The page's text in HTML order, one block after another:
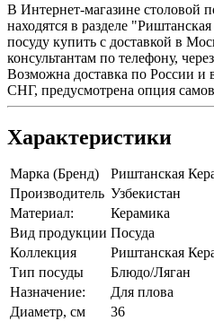
В Интернет-магазине столовой
находятся в разделе
посуду купить с доставкой в
консультантам по телефону,
Возможна доставка по России и
СНГ, предусмотрена опция
Характеристики
Марка (Бренд)
Риштанская
Производитель Узбекистан
Материал:
Керамика
Вид продукции Посуда
Коллекция
Риштанская
Тип посуды
Блюдо/Ляган
Назначение:
Для плова
Диаметр, см
36